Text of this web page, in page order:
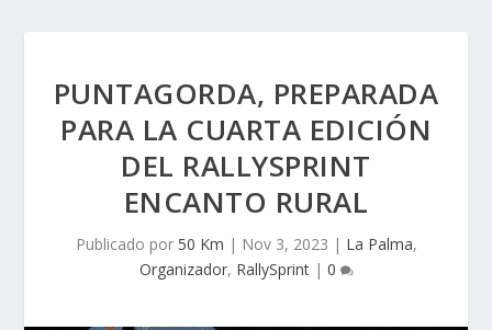
PUNTAGORDA, PREPARADA
PARA LA CUARTA EDICIÓN
DEL RALLYSPRINT
ENCANTO RURAL
Publicado por 50 Km | Nov 3, 2023 | La Palma,
Organizador, RallySprint| 0